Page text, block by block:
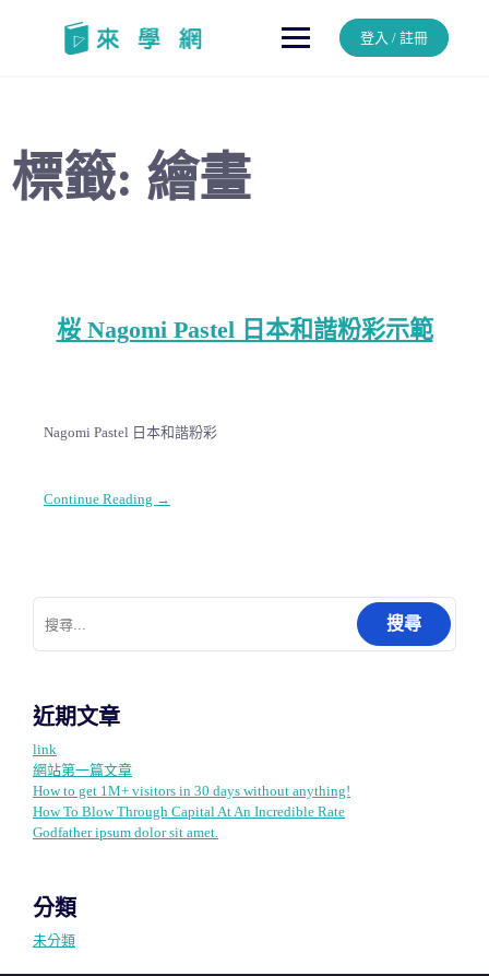
登入 / 註冊
標籤: 繪畫
桜 Nagomi Pastel 日本和諧粉彩示範
Nagomi Pastel 日本和諧粉彩
Continue Reading →
尋
關
近期文章
link
網站第一篇文章
How to get 1M+ visitors in 30 days without anything!
How To Blow Through Capital At An Incredible Rate
Godfather ipsum dolor sit amet.
分類
未分類